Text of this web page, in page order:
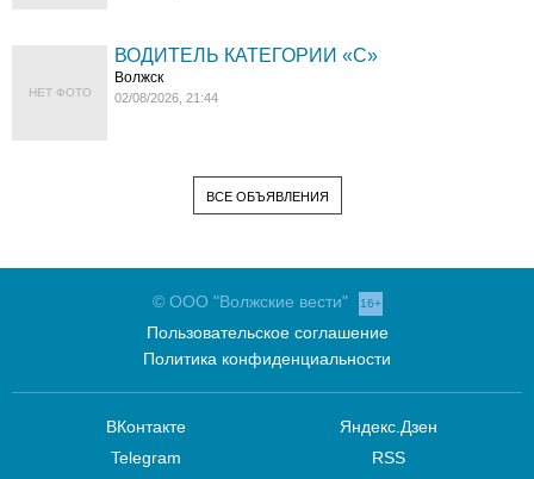
НЕТ ФОТО
ВОДИТЕЛЬ КАТЕГОРИИ «C»
Волжск
02/08/2026, 21:44
ВСЕ ОБЪЯВЛЕНИЯ
© ООО "Волжские вести" 16+
Пользовательское соглашение
Политика конфиденциальности
ВКонтакте
Telegram
Яндекс.Дзен
RSS